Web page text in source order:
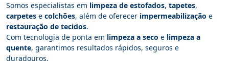
Somos especialistas em limpeza de estofados, tapetes,
carpetes e colchões, além de oferecer impermeabilização e
restauração de tecidos.
Com tecnologia de ponta em limpeza a seco e limpeza a
quente, garantimos resultados rápidos, seguros e
duradouros.